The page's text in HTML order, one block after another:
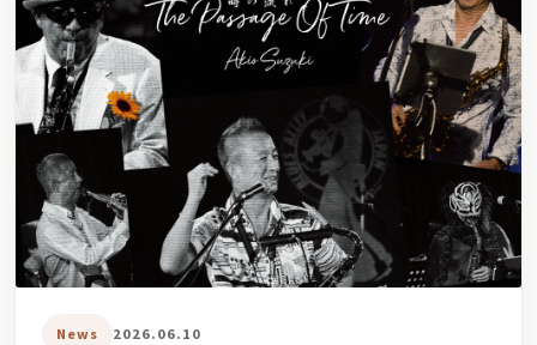
News 2026.06.10